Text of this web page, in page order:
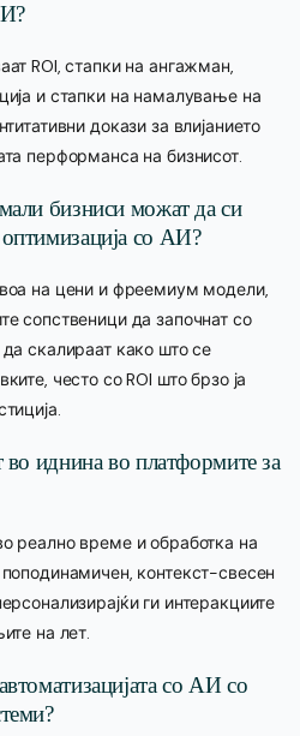
ROI, стапки на ангажман,
и стапки на намалување на
докази за влијанието
перформанса на бизнисот.
бизниси можат да си
со АИ?
на цени и фреемиум модели,
сопственици да започнат со
скалираат како што се
често со ROI што брзо ја
во иднина во платформите за
реално време и обработка на
контекст-свесен
ги интеракциите
на лет.
со АИ со